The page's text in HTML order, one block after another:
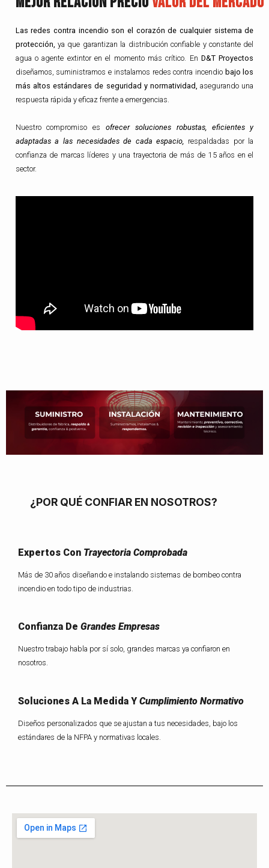
Las redes contra incendio son el corazón de cualquier sistema de
protección, ya que garantizan la distribución confiable y constante del
agua o agente extintor en el momento más crítico. EnD&T Proyectos
diseñamos, suministramos e instalamos redes contra incendio bajo los
más altos estándares de seguridad y normatividad, asegurando una
respuesta rápida y eficaz frente a emergencias.
Nuestro compromiso esofrecer soluciones robustas, eficientes y
adaptadas a las necesidades de cada espacio,
respaldadas por la
confianza de marcas líderes y una trayectoria de más de 15 años en el
sector.
¿POR QUÉ CONFIAR EN NOSOTROS?
Expertos Con Trayectoria Comprobada
Más de 30 años diseñando e instalando sistemas de bombeo contra
incendio en todo tipo de industrias.
Confianza De Grandes Empresas
Nuestro trabajo habla por sí solo, grandes marcas ya confiaron en
nosotros.
Soluciones A La Medida Y Cumplimiento Normativo
Diseños personalizados que se ajustan a tus necesidades, bajo los
estándares de la NFPA y normativas locales.